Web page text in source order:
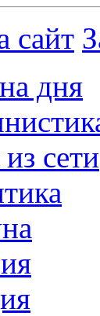
сайт
дня
сети